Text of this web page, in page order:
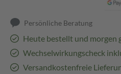
Persönliche Beratung
Heute bestellt und morgen
Wechselwirkungscheck
Versandkostenfreie